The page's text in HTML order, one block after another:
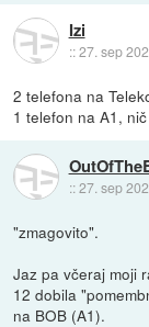
Izi
::27. sep
2 telefona na
1 telefon na A1,
::27. sep
"zmagovito".
Jaz pa včeraj moji
12 dobila
na BOB (A1).